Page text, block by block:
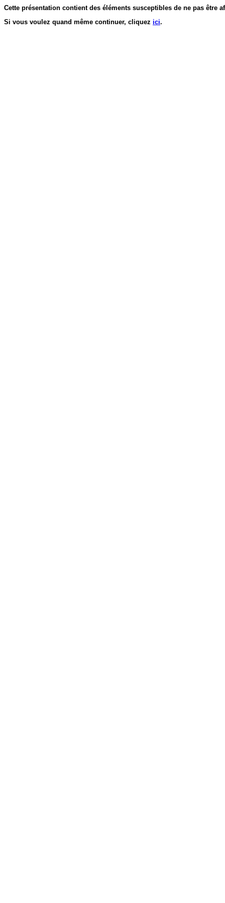
Cette présentation contient des éléments susceptibles de ne pas être
Si vous voulez quand même continuer, cliquez ici.